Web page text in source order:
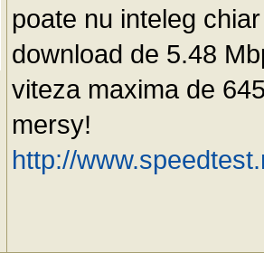
poate nu inteleg
download de 5.48
viteza maxima de
mersy!
http://